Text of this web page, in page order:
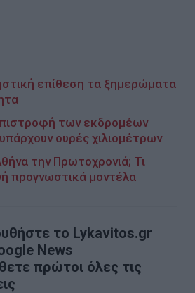
επίθεση τα ξημερώματα
των εκδρομέων
ουρές χιλιομέτρων
την Πρωτοχρονιά; Τι
προγνωστικά μοντέλα
το Lykavitos.gr
News
πρώτοι όλες τις